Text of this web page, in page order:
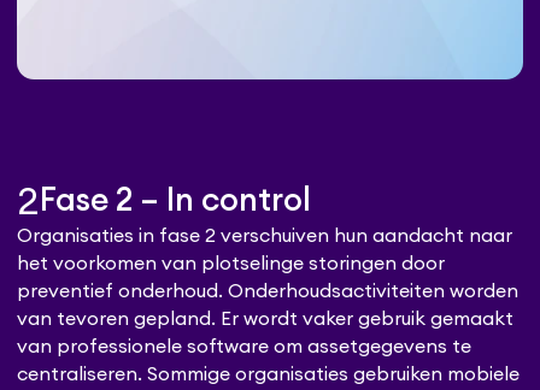
2 Fase 2 – In control
Organisaties in fase 2 verschuiven hun aandacht naar
het voorkomen van plotselinge storingen door
preventief onderhoud. Onderhoudsactiviteiten worden
van tevoren gepland. Er wordt vaker gebruik gemaakt
van professionele software om assetgegevens te
centraliseren. Sommige organisaties gebruiken mobiele